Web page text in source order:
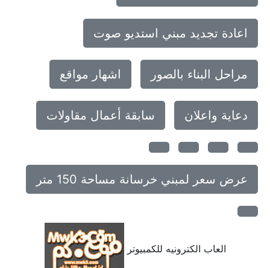
اعادة تجديد مبني استديو صوت
مراحل البناء بالصور اشهار مواقع
دعاية واعلان سابقة أعمال مقاولات
عرض سعر لمبني خرسانة مساحة 150 متر
العاب الكترونيه للكمبيوتر